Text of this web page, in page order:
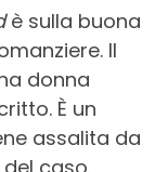
è sulla buona
Il
donna
È un
assalita da